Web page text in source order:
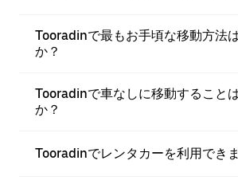
Tooradinで最もお手頃な移動方法
か？
Tooradinで車なしに移動すること
か？
Tooradinでレンタカーを利用でき